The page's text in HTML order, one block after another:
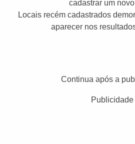
cadastrar um
Locais recém cadastrados
aparecer nos
Continua após a
Publicidade